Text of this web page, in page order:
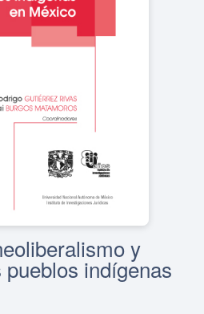
y
indígenas